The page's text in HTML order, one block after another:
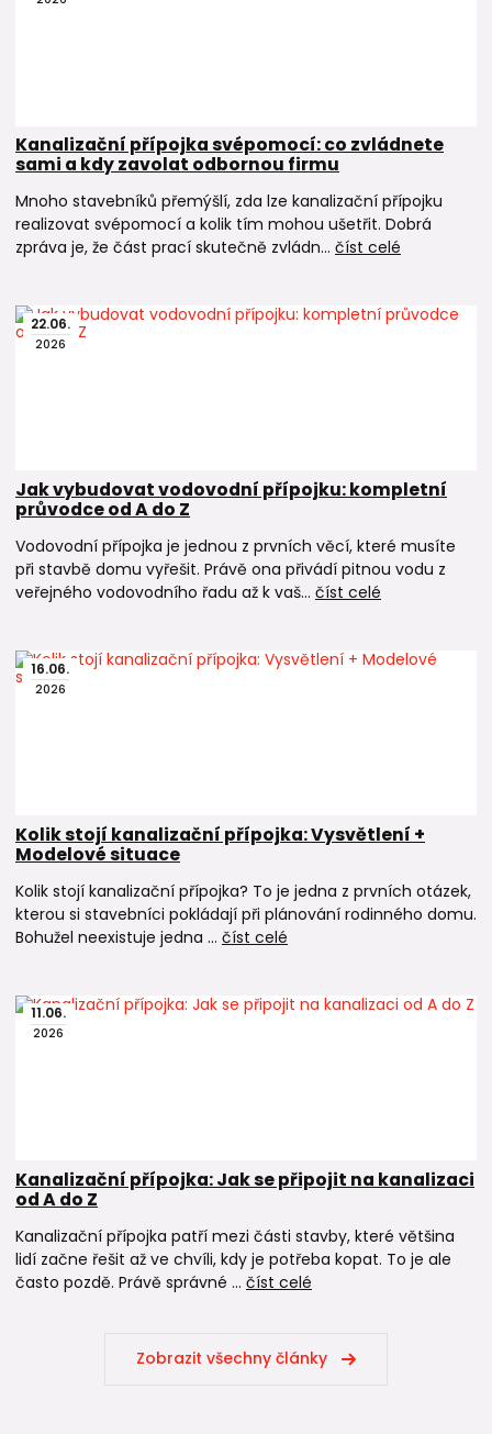
Kanalizační přípojka svépomocí: co zvládnete
sami a kdy zavolat odbornou firmu
Mnoho stavebníků přemýšlí, zda lze kanalizační přípojku
realizovat svépomocí a kolik tím mohou ušetřit. Dobrá
zpráva je, že část prací skutečně zvládn... číst celé
22.06.
2026
Jak vybudovat vodovodní přípojku: kompletní
průvodce od A do Z
Vodovodní přípojka je jednou z prvních věcí, které musíte
při stavbě domu vyřešit. Právě ona přivádí pitnou vodu z
veřejného vodovodního řadu až k vaš... číst celé
16.06.
2026
Kolik stojí kanalizační přípojka: Vysvětlení +
Modelové situace
Kolik stojí kanalizační přípojka? To je jedna z prvních otázek,
kterou si stavebníci pokládají při plánování rodinného domu.
Bohužel neexistuje jedna ... číst celé
11.06.
2026
Kanalizační přípojka: Jak se připojit na kanalizaci
od A do Z
Kanalizační přípojka patří mezi části stavby, které většina
lidí začne řešit až ve chvíli, kdy je potřeba kopat. To je ale
často pozdě. Právě správné ... číst celé
Zobrazit všechny články